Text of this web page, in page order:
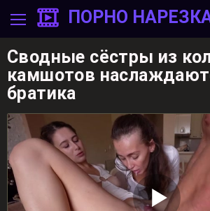
ПОРНО
Сводные сёстры из
камшотов
братика